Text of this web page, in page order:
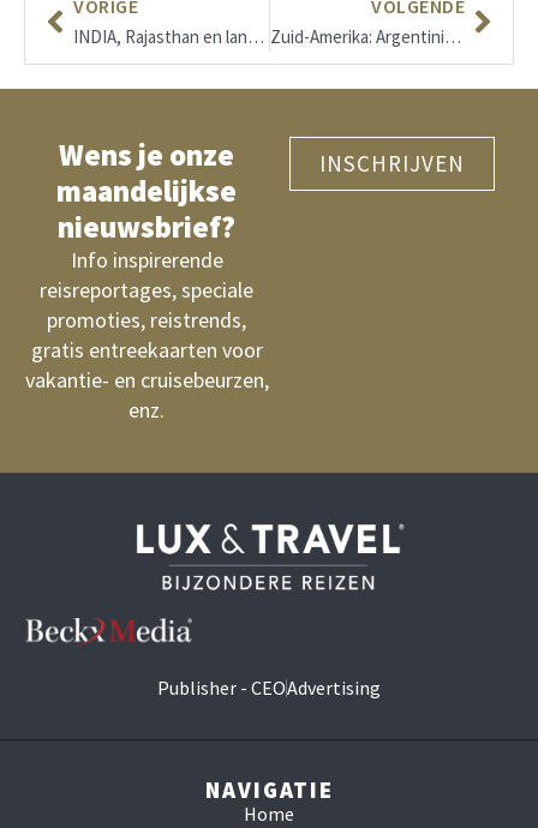
VORIGE
INDIA, Rajasthan en langs de Ganges rivier
VOLGENDE
Zuid-Amerika: Argentinië, Uruguay, Chili, Iguazu
Wens je onze
maandelijkse
nieuwsbrief?
Info inspirerende
reisreportages, speciale
promoties, reistrends,
gratis entreekaarten voor
vakantie- en cruisebeurzen,
enz.
INSCHRIJVEN
Publisher - CEOAdvertising
NAVIGATIE
Home